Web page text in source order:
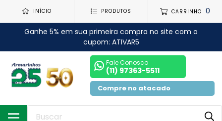
INÍCIO PRODUTOS CARRINHO 0
Ganhe 5% em sua primeira compra no site com o
cupom: ATIVAR5
Fale Conosco
(11) 97363-5511
Compre no atacado